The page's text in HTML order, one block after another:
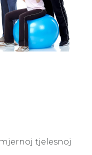
tjelesnoj